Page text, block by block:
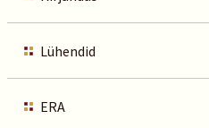
Lühendid
ERA